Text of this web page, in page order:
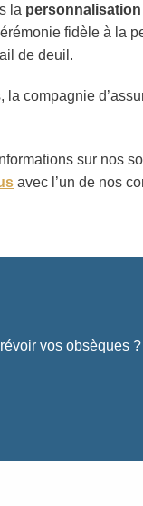
la
fidèle à la
de deuil.
la compagnie
sur nos
avec l’un de nos
vos obsèques